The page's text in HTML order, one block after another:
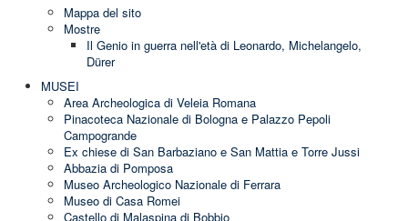
Mappa del sito
Mostre
Il Genio in guerra nell'età di Leonardo, Michelangelo,
Dürer
MUSEI
Area Archeologica di Veleia Romana
Pinacoteca Nazionale di Bologna e Palazzo Pepoli
Campogrande
Ex chiese di San Barbaziano e San Mattia e Torre Jussi
Abbazia di Pomposa
Museo Archeologico Nazionale di Ferrara
Museo di Casa Romei
Castello di Malaspina di Bobbio